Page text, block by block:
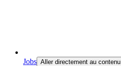
Jobs Aller directement au contenu